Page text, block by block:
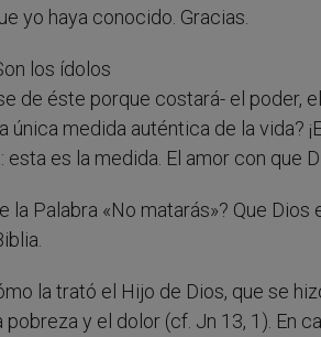
yo haya conocido. Gracias.
los ídolos
de éste porque costará- el poder,
única medida auténtica de la vida?
es la medida. El amor con que
Palabra «No matarás»? Que Dios
la trató el Hijo de Dios, que se
y el dolor (cf. Jn 13, 1). En